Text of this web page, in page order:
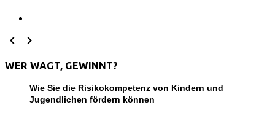
 
WER WAGT, GEWINNT?
Wie Sie die Risikokompetenz von Kindern und
Jugendlichen fördern können